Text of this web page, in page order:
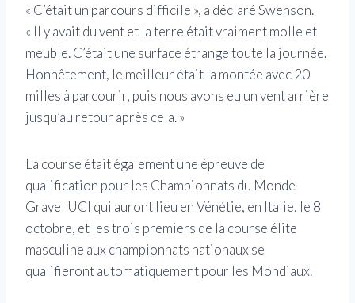
« C’était un parcours difficile », a déclaré Swenson.
« Il y avait du vent et la terre était vraiment molle et
meuble. C’était une surface étrange toute la journée.
Honnêtement, le meilleur était la montée avec 20
milles à parcourir, puis nous avons eu un vent arrière
jusqu’au retour après cela. »
La course était également une épreuve de
qualification pour les Championnats du Monde
Gravel UCI qui auront lieu en Vénétie, en Italie, le 8
octobre, et les trois premiers de la course élite
masculine aux championnats nationaux se
qualifieront automatiquement pour les Mondiaux.